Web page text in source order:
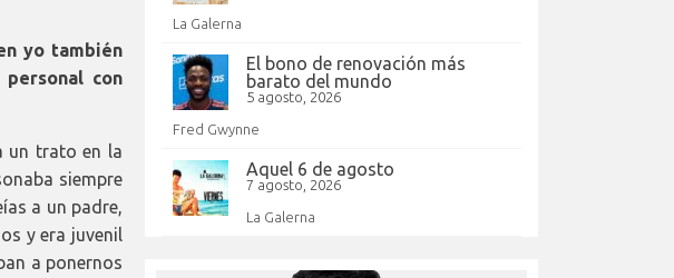
yo también
con
un trato en la
siempre
a un padre,
y era juvenil
a ponernos
La Galerna
El bono de renovación más
barato del mundo
5 agosto, 2026
Fred Gwynne
Aquel 6 de agosto
7 agosto, 2026
La Galerna